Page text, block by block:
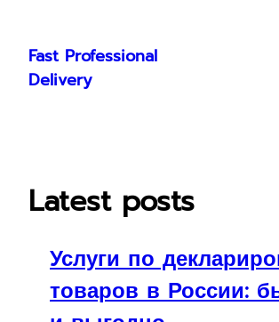
content
Fast Professional
Delivery
Latest posts
Услуги по
товаров в России: